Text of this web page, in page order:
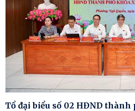
Tổ đại biểu số 02 HĐND